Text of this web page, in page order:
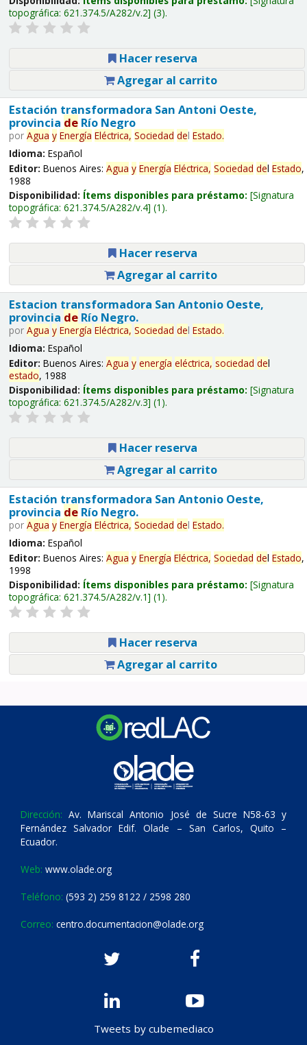
topográfica: 621.374.5/A282/v.2 (3).
Hacer reserva
Agregar al carrito
Estación transformadora San Antoni Oeste,
provincia deRío Negro
por Agua y Energía Eléctrica, Sociedad del Estado.
Idioma: Español
Editor: Buenos Aires: Agua y Energía Eléctrica, Sociedad del Estado,
1988
Disponibilidad: Ítems disponibles para préstamo: Signatura
topográfica: 621.374.5/A282/v.4 (1).
Hacer reserva
Agregar al carrito
Estacion transformadora San Antonio Oeste,
provincia deRío Negro.
por Agua y Energía Eléctrica, Sociedad del Estado.
Idioma: Español
Editor: Buenos Aires: Agua y energía eléctrica, sociedad del
estado, 1988
Disponibilidad: Ítems disponibles para préstamo: Signatura
topográfica: 621.374.5/A282/v.3 (1).
Hacer reserva
Agregar al carrito
Estación transformadora San Antonio Oeste,
provincia deRío Negro.
por Agua y Energía Eléctrica, Sociedad del Estado.
Idioma: Español
Editor: Buenos Aires: Agua y Energía Eléctrica, Sociedad del Estado,
1998
Disponibilidad: Ítems disponibles para préstamo: Signatura
topográfica: 621.374.5/A282/v.1 (1).
Hacer reserva
Agregar al carrito
Dirección: Av. Mariscal Antonio José de Sucre N58-63 y
Fernández Salvador Edif. Olade – San Carlos, Quito –
Ecuador.
Web: www.olade.org
Teléfono: (593 2) 259 8122 / 2598 280
Correo: centro.documentacion@olade.org
Tweets by cubemediaco